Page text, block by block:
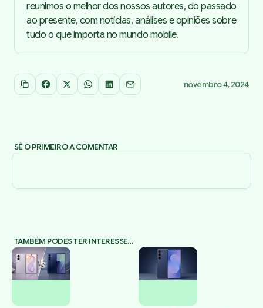
reunimos o melhor dos nossos autores, do passado
ao presente, com notícias, análises e opiniões sobre
tudo o que importa no mundo mobile.
Copiar link
Facebook
X WhatsApp
LinkedInEmail novembro 4, 2024
SÊ O PRIMEIRO A COMENTAR
TAMBÉM PODES TER INTERESSE…